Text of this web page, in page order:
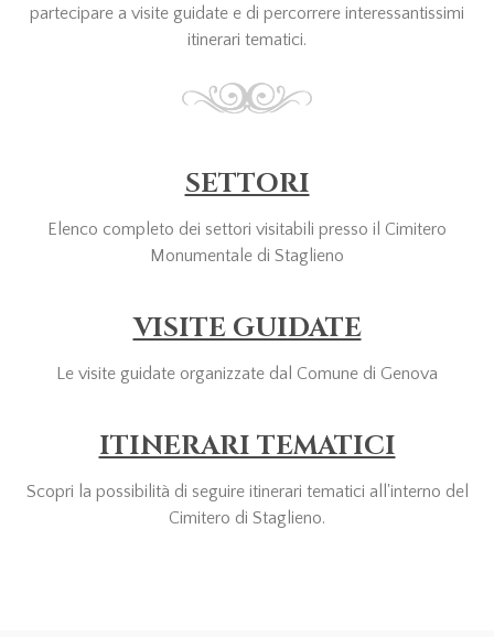
partecipare a visite guidate e di percorrere interessantissimi
itinerari tematici.
SETTORI
Elenco completo dei settori visitabili presso il Cimitero
Monumentale di Staglieno
VISITE GUIDATE
Le visite guidate organizzate dal Comune di Genova
ITINERARI TEMATICI
Scopri la possibilità di seguire itinerari tematici all'interno del
Cimitero di Staglieno.